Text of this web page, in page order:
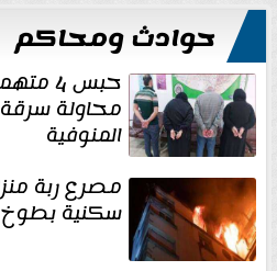
حوادث ومحاكم
حبس 4
محاولة
المنوفية
مصرع ربة
سكنية بطوخ